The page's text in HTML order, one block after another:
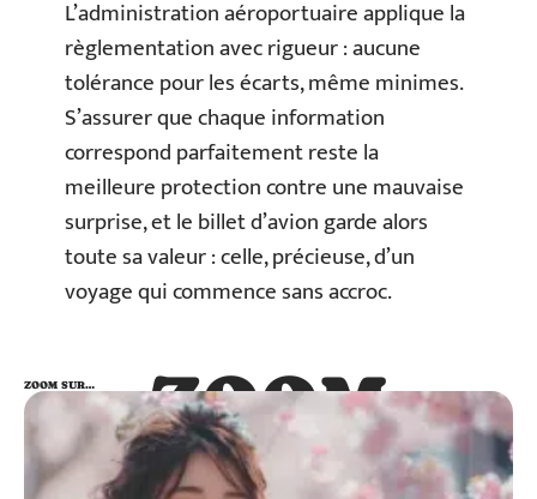
L’administration aéroportuaire applique la
règlementation avec rigueur : aucune
tolérance pour les écarts, même minimes.
S’assurer que chaque information
correspond parfaitement reste la
meilleure protection contre une mauvaise
surprise, et le billet d’avion garde alors
toute sa valeur : celle, précieuse, d’un
voyage qui commence sans accroc.
ZOOM
SUR…
ZOOM SUR…